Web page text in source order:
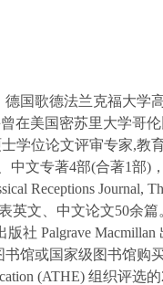
国歌德法兰克福大学
在美国密苏里大学哥
学位论文评审专家,教
中文专著4部(合著1部)
Receptions Journal,
英文、中文论文50余篇
版社 Palgrave Macmillan
馆或国家级图书馆购
(ATHE)组织评选的